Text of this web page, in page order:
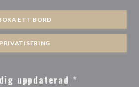
ETT BORD
PRIVATISERING
uppdaterad *